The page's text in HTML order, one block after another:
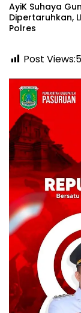
‎AyiK Suhaya
Dipertaruhkan,
Polres
Post